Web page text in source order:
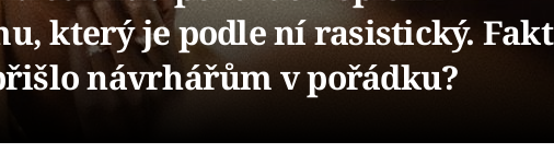
který je podle ní rasistický. Fakt
návrhářům v pořádku?